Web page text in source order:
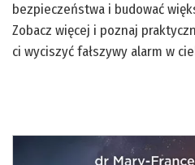
bezpieczeństwa i budować
Zobacz więcej i poznaj
ci wyciszyć fałszywy alarm w